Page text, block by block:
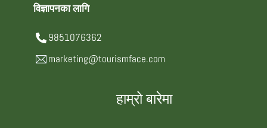
विज्ञापनका लागि
9851076362
marketing@tourismface.com
हाम्रो बारेमा